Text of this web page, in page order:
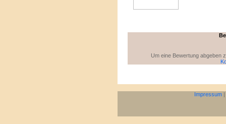
Um eine Bewertung abgeben
Impressum |